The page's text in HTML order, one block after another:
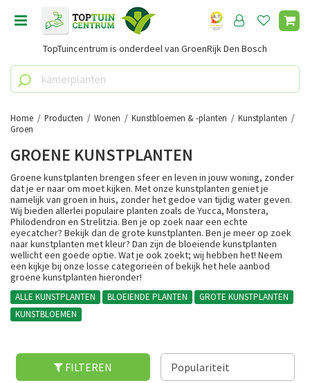
Home Producten Wonen Kunstbloemen & -planten
Kunstplanten
Groen
TopTuincentrum is onderdeel van GroenRijk Den Bosch
GROENE KUNSTPLANTEN
Groene kunstplanten brengen sfeer en leven in jouw woning, zonder
dat je er naar om moet kijken. Met onze kunstplanten geniet je
namelijk van groen in huis, zonder het gedoe van tijdig water geven.
Wij bieden allerlei populaire planten zoals de Yucca, Monstera,
Philodendron en Strelitzia. Ben je op zoek naar een echte
eyecatcher? Bekijk dan de grote kunstplanten. Ben je meer op zoek
naar kunstplanten met kleur? Dan zijn de bloeiende kunstplanten
wellicht een goede optie. Wat je ook zoekt; wij hebben het! Neem
een kijkje bij onze losse categorieën of bekijk het hele aanbod
groene kunstplanten hieronder!
ALLE KUNSTPLANTEN BLOEIENDE PLANTEN
GROTE KUNSTPLANTEN
KUNSTBLOEMEN
FILTEREN